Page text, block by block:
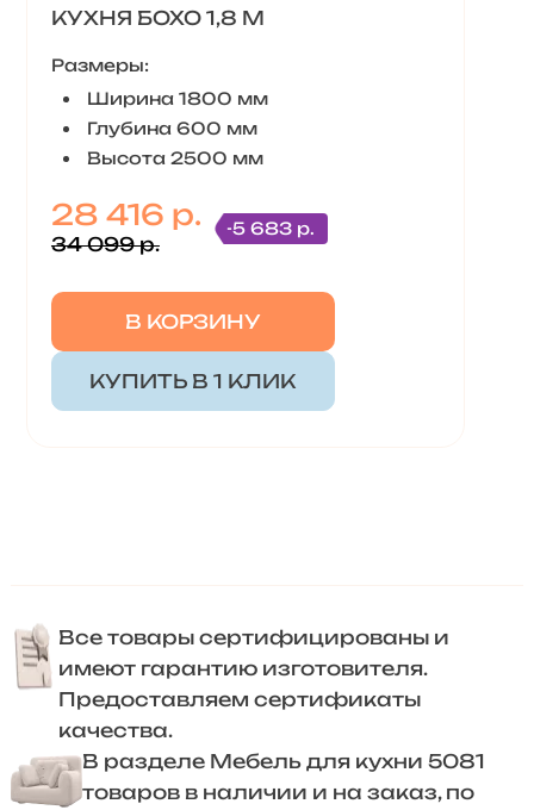
КУХНЯ БОХО 1,8 М
Размеры:
Ширина 1800 мм
Глубина 600 мм
Высота 2500 мм
28 416 р.
34 099 р.
-5 683 р.
В КОРЗИНУ
КУПИТЬ В 1 КЛИК
Все товары сертифицированы и
имеют гарантию изготовителя.
Предоставляем сертификаты
качества.
В разделе Мебель для кухни 5081
товаров в наличии и на заказ, по